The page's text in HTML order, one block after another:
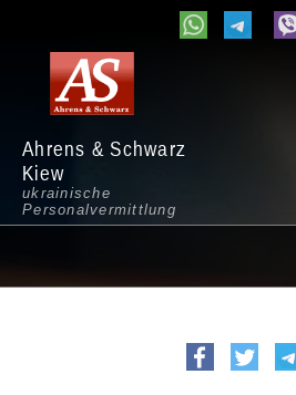
Ahrens & Schwarz
Kiew
ukrainische
Personalvermittlung